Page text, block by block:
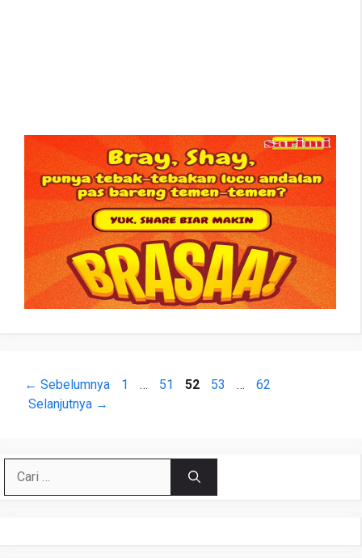
← Sebelumnya Halaman
1 … Halaman
51 Halaman
52 Halaman
53 … Halaman
62
Selanjutnya →
untuk: